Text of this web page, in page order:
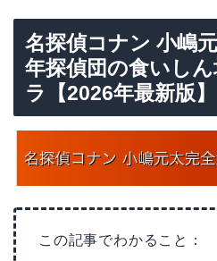
名探偵コナン 小嶋
年探偵団の食いし
ラ【2026年最新版】
この記事でわかること：